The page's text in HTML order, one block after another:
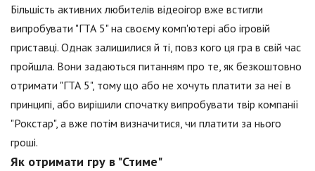
Більшість активних любителів відеоігор вже встигли
випробувати "ГТА 5" на своєму комп'ютері або ігровій
приставці. Однак залишилися й ті, повз кого ця гра в свій час
пройшла. Вони задаються питанням про те, як безкоштовно
отримати "ГТА 5", тому що або не хочуть платити за неї в
принципі, або вирішили спочатку випробувати твір компанії
"Рокстар", а вже потім визначитися, чи платити за нього
гроші.
Як отримати гру в "Стиме"